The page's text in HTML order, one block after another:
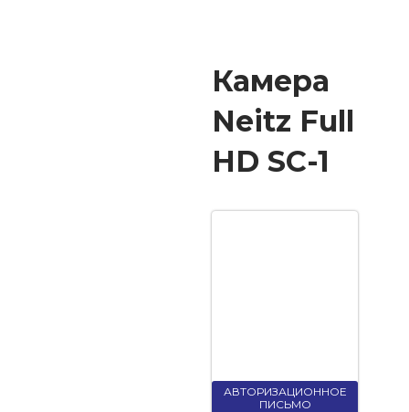
Камера
Neitz Full
HD SC-1
АВТОРИЗАЦИОННОЕ
ПИСЬМО